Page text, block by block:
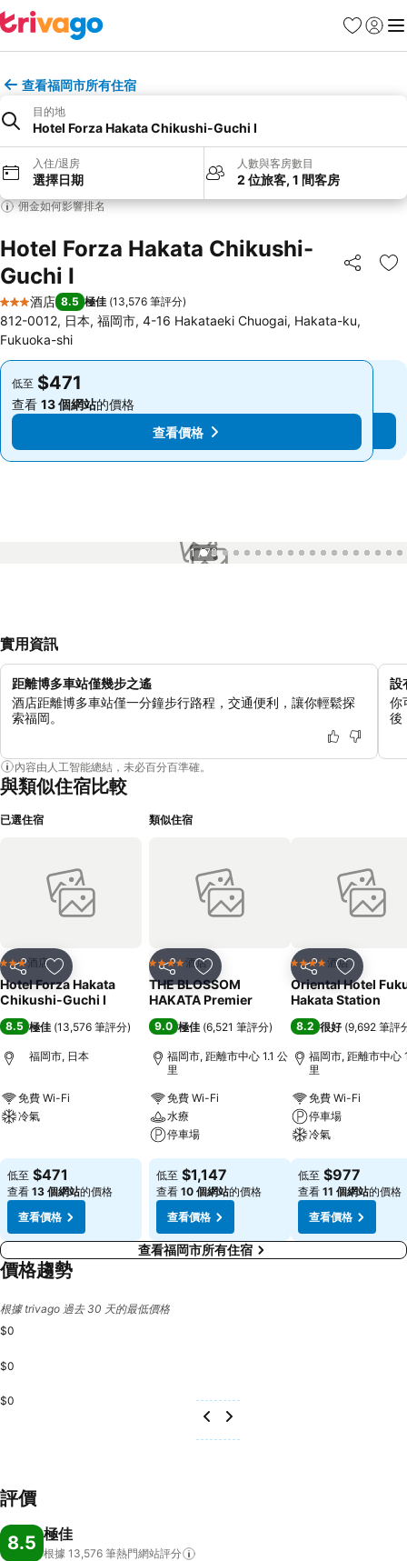
收藏夾
登入 選
查看福岡市所有住宿
目的地
Hotel Forza Hakata Chikushi-Guchi Ⅰ
入住/退房
選擇日期
人數與客房數目
2 位旅客, 1 間客房
佣金如何影響排名
Hotel Forza Hakata Chikushi-
Guchi Ⅰ
分享 放
3 星級
酒店 8.5 極佳 (13,576 筆評分)
812-0012, 日本, 福岡市, 4-16 Hakataeki Chuogai, Hakata-ku,
Fukuoka-shi
低至 $471
查看 13 個網站的價格
查看價格
低至 $471
查看 13 個網站的價格
查看價格
1 / 78
實用資訊
距離博多車站僅幾步之遙
酒店距離博多車站僅一分鐘步行路程，交通便利，讓你輕鬆探
索福岡。
設
你
後
內容由人工智能總結，未必百分百準確。
與類似住宿比較
已選住宿
分享 放到收藏夾
3 星級酒店
Hotel Forza Hakata
Chikushi-Guchi Ⅰ
8.5 極佳 (13,576 筆評分)
福岡市, 日本
免費 Wi-Fi
冷氣
低至 $471
查看 13 個網站的價格
查看價格
類似住宿
分享 放到收藏夾
4 星級 酒店
THE BLOSSOM
HAKATA Premier
9.0 極佳 (6,521 筆評分)
福岡市, 距離市中心 1.1 公
里
免費 Wi-Fi
水療
停車場
查看價格
低至 $1,147
查看 10 個網站的價格
查看價格
分享 放到收藏
4 星級 酒店
Oriental Hotel
Hakata Station
8.2 很好 (9,692 筆評
福岡市, 距離市中心
里
免費 Wi-Fi
停車場
冷氣
查看價格
低至 $977
查看 11 個網站的價格
查看價格
查看福岡市所有住宿
價格趨勢
根據 trivago 過去 30 天的最低價格
$0
$0
$0
評價
8.5 極佳
根據 13,576 筆熱門網站評分